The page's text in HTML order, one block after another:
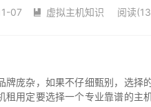
07  虚拟主机知识 阅读
牌庞杂，如果不仔细甄别，选择
租用定要选择一个专业靠谱的主